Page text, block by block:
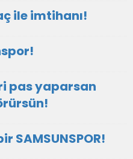
ile imtihanı!
pas yaparsan
SAMSUNSPOR!